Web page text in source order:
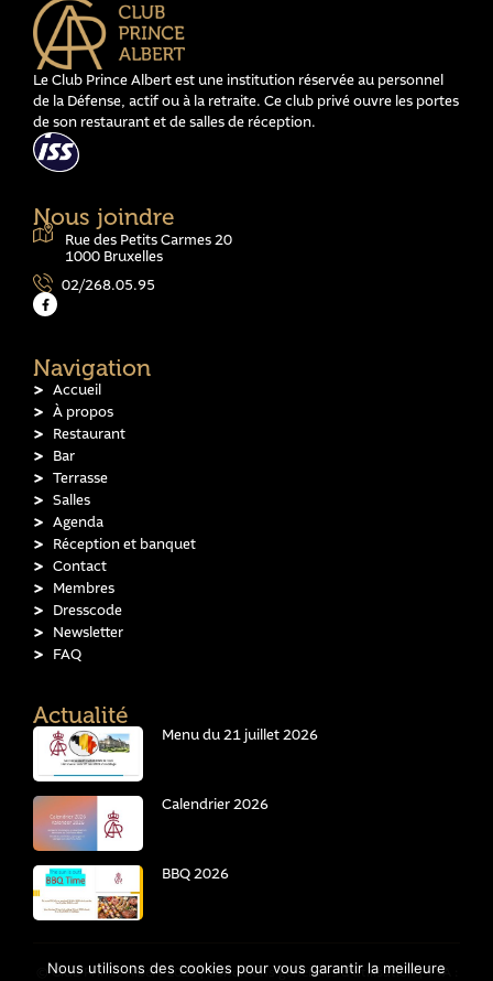
Le Club Prince Albert est une institution réservée au personnel
de la Défense, actif ou à la retraite. Ce club privé ouvre les portes
de son restaurant et de salles de réception.
Nous joindre
Rue des Petits Carmes 20
1000 Bruxelles
02/268.05.95
Navigation
Accueil
À propos
Restaurant
Bar
Terrasse
Salles
Agenda
Réception et banquet
Contact
Membres
Dresscode
Newsletter
FAQ
Actualité
Menu du 21 juillet 2026
Calendrier 2026
BBQ 2026
© Club Prince Albert 2026 |Conditions générales d'utilisation| TVA :
Nous utilisons des cookies pour vous garantir la meilleure